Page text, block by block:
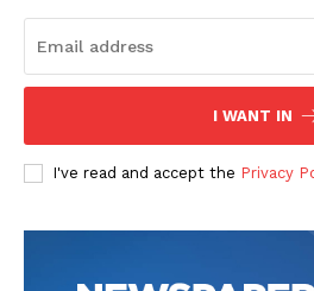
I WANT IN
I've read and accept the Privacy